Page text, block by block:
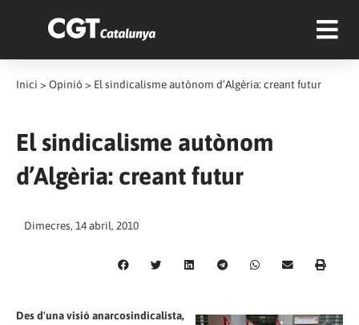
Inici > Opinió > El sindicalisme autònom d’Algèria: creant futur
El sindicalisme autònom
d’Algèria: creant futur
Dimecres, 14 abril, 2010
Des d'una visió anarcosindicalista,